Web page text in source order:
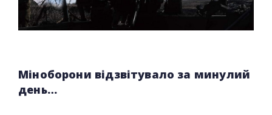
Міноборони відзвітувало за минулий
день…